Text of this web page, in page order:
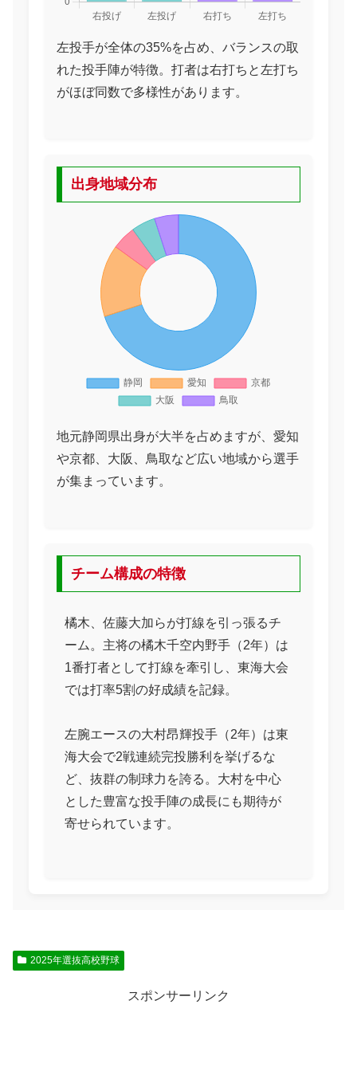
左投手が全体の35%を占め、バランスの取
れた投手陣が特徴。打者は右打ちと左打ち
がほぼ同数で多様性があります。
出身地域分布
地元静岡県出身が大半を占めますが、愛知
や京都、大阪、鳥取など広い地域から選手
が集まっています。
チーム構成の特徴
橘木、佐藤大加らが打線を引っ張るチ
ーム。主将の橘木千空内野手（2年）は
1番打者として打線を牽引し、東海大会
では打率5割の好成績を記録。
左腕エースの大村昂輝投手（2年）は東
海大会で2戦連続完投勝利を挙げるな
ど、抜群の制球力を誇る。大村を中心
とした豊富な投手陣の成長にも期待が
寄せられています。
2025年選抜高校野球
スポンサーリンク